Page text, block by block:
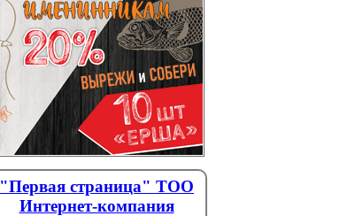
"Первая страница" ТОО
Интернет-компания